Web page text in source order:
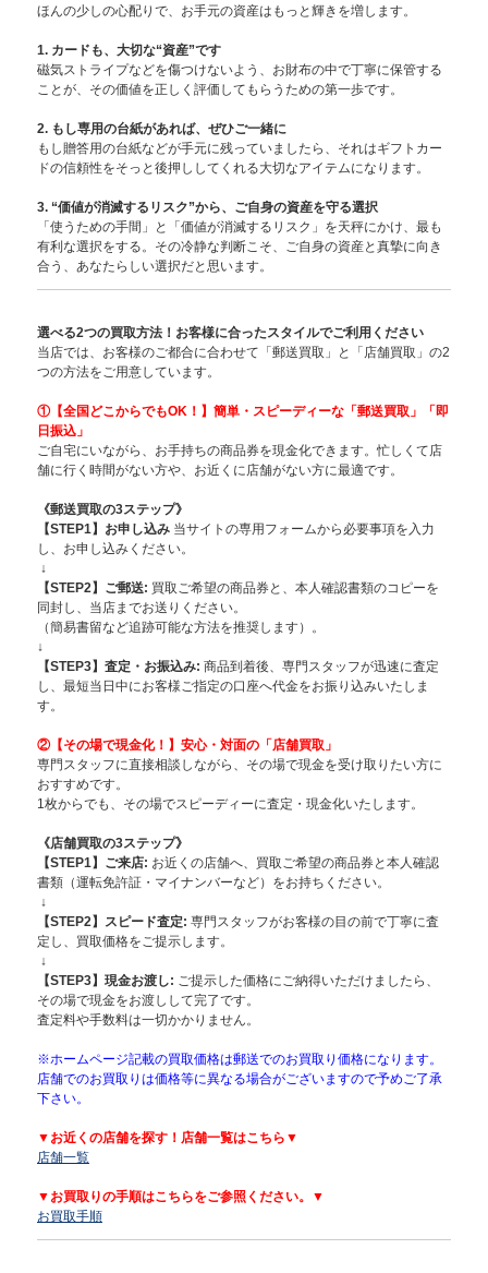
ほんの少しの心配りで、お手元の資産はもっと輝きを増します。
1. カードも、大切な“資産”です
磁気ストライプなどを傷つけないよう、お財布の中で丁寧に保管する
ことが、その価値を正しく評価してもらうための第一歩です。
2. もし専用の台紙があれば、ぜひご一緒に
もし贈答用の台紙などが手元に残っていましたら、それはギフトカー
ドの信頼性をそっと後押ししてくれる大切なアイテムになります。
3. “価値が消滅するリスク”から、ご自身の資産を守る選択
「使うための手間」と「価値が消滅するリスク」を天秤にかけ、最も
有利な選択をする。その冷静な判断こそ、ご自身の資産と真摯に向き
合う、あなたらしい選択だと思います。
選べる2つの買取方法！お客様に合ったスタイルでご利用ください
当店では、お客様のご都合に合わせて「郵送買取」と「店舗買取」の2
つの方法をご用意しています。
①【全国どこからでもOK！】簡単・スピーディーな「郵送買取」「即
日振込」
ご自宅にいながら、お手持ちの商品券を現金化できます。忙しくて店
舗に行く時間がない方や、お近くに店舗がない方に最適です。
《郵送買取の3ステップ》
【STEP1】お申し込み当サイトの専用フォームから必要事項を入力
し、お申し込みください。
↓
【STEP2】ご郵送: 買取ご希望の商品券と、本人確認書類のコピーを
同封し、当店までお送りください。
（簡易書留など追跡可能な方法を推奨します）。
↓
【STEP3】査定・お振込み: 商品到着後、専門スタッフが迅速に査定
し、最短当日中にお客様ご指定の口座へ代金をお振り込みいたしま
す。
②【その場で現金化！】安心・対面の「店舗買取」
専門スタッフに直接相談しながら、その場で現金を受け取りたい方に
おすすめです。
1枚からでも、その場でスピーディーに査定・現金化いたします。
《店舗買取の3ステップ》
【STEP1】 ご来店: お近くの店舗へ、買取ご希望の商品券と本人確認
書類（運転免許証・マイナンバーなど）をお持ちください。
↓
【STEP2】スピード査定: 専門スタッフがお客様の目の前で丁寧に査
定し、買取価格をご提示します。
↓
【STEP3】現金お渡し: ご提示した価格にご納得いただけましたら、
その場で現金をお渡しして完了です。
査定料や手数料は一切かかりません。
※ホームページ記載の買取価格は郵送でのお買取り価格になります。
店舗でのお買取りは価格等に異なる場合がございますので予めご了承
下さい。
▼お近くの店舗を探す！店舗一覧はこちら▼
店舗一覧
▼お買取りの手順はこちらをご参照ください。▼
お買取手順